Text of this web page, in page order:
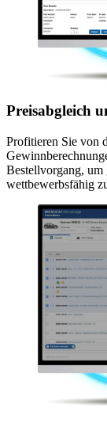
Preisabgleich
Profitieren Sie von
Bestellvorgang, um
wettbewerbsfähig